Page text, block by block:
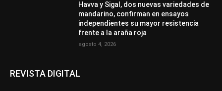
Havva y Sigal, dos nuevas variedades de
mandarino, confirman en ensayos
independientes su mayor resistencia
frente a la araña roja
agosto 4, 2026
REVISTA DIGITAL